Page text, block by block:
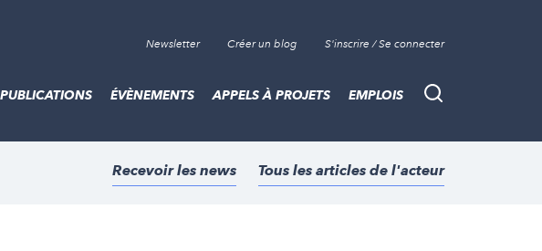
Newsletter Créer un blog S'inscrire / Se connecter
Recherche
PUBLICATIONS ÉVÈNEMENTS APPELS À PROJETS EMPLOIS
Recevoir les news Tous les articles de l'acteur